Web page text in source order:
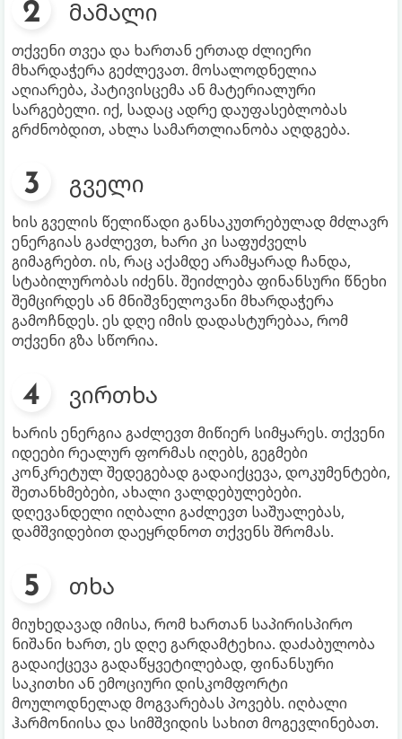
მამალი
თქვენი თვეა და ხართან ერთად ძლიერი
მხარდაჭერა გეძლევათ. მოსალოდნელია
აღიარება, პატივისცემა ან მატერიალური
სარგებელი. იქ, სადაც ადრე დაუფასებლობას
გრძნობდით, ახლა სამართლიანობა აღდგება.
გველი
ხის გველის წელიწადი განსაკუთრებულად მძლავრ
ენერგიას გაძლევთ, ხარი კი საფუძველს
გიმაგრებთ. ის, რაც აქამდე არამყარად ჩანდა,
სტაბილურობას იძენს. შეიძლება ფინანსური წნეხი
შემცირდეს ან მნიშვნელოვანი მხარდაჭერა
გამოჩნდეს. ეს დღე იმის დადასტურებაა, რომ
თქვენი გზა სწორია.
ვირთხა
ხარის ენერგია გაძლევთ მიწიერ სიმყარეს. თქვენი
იდეები რეალურ ფორმას იღებს, გეგმები
კონკრეტულ შედეგებად გადაიქცევა, დოკუმენტები,
შეთანხმებები, ახალი ვალდებულებები.
დღევანდელი იღბალი გაძლევთ საშუალებას,
დამშვიდებით დაეყრდნოთ თქვენს შრომას.
თხა
მიუხედავად იმისა, რომ ხართან საპირისპირო
ნიშანი ხართ, ეს დღე გარდამტეხია. დაძაბულობა
გადაიქცევა გადაწყვეტილებად, ფინანსური
საკითხი ან ემოციური დისკომფორტი
მოულოდნელად მოგვარებას პოვებს. იღბალი
ჰარმონიისა და სიმშვიდის სახით მოგევლინებათ.